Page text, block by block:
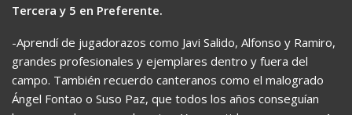
Tercera y 5 en Preferente.
-Aprendí de jugadorazos como Javi Salido, Alfonso y Ramiro,
grandes profesionales y ejemplares dentro y fuera del
campo. También recuerdo canteranos como el malogrado
Ángel Fontao o Suso Paz, que todos los años conseguían